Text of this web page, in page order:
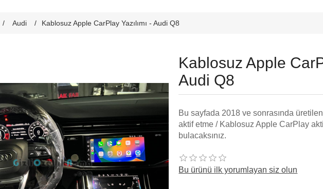
/ Audi / Kablosuz Apple CarPlay Yazılımı - Audi Q8
Kablosuz Apple
Audi Q8
Bu sayfada 2018 ve sonrasında
aktif etme / Kablosuz Apple CarPlay
bulacaksınız.
Bu ürünü ilk yorumlayan siz olun